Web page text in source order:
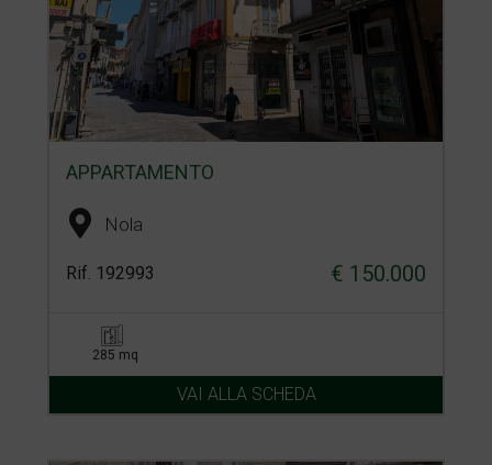
APPARTAMENTO
Nola
Rif. 192993 € 150.000
285 mq
VAI ALLA SCHEDA